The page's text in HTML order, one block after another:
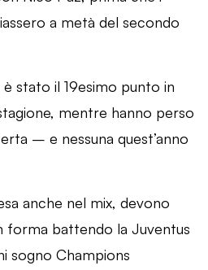
a metà del secondo
stato il 19esimo punto in
mentre hanno perso
– e nessuna quest’anno
anche nel mix, devono
forma battendo la Juventus
sogno Champions